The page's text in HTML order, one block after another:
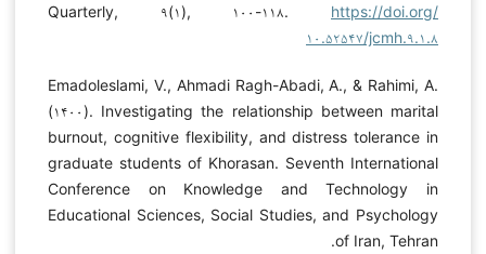
Quarterly, ۹(۱), ۱۰۰-۱۱۸. https://doi.org/
۱۰.۵۲۵۴۷/jcmh.۹.۱.۸
Emadoleslami, V., Ahmadi Ragh-Abadi, A., & Rahimi, A.
(۱۴۰۰). Investigating the relationship between marital
burnout, cognitive flexibility, and distress tolerance in
graduate students of Khorasan. Seventh International
Conference on Knowledge and Technology in
Educational Sciences, Social Studies, and Psychology
of Iran, Tehran.